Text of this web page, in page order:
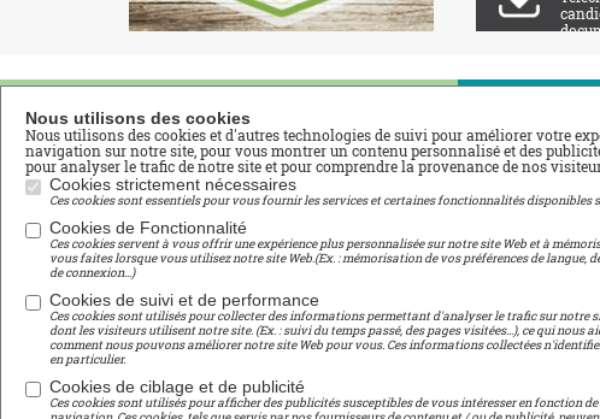
Nos Filières
Aménagements Paysagers
Fleuriste
Commerce Vente
Productions Horticoles
Environnement
Collège
Digit@l Roville
Accueil
Adhérer à
Vidéos
Espace de
Toutes
Mentions
Plan du
Nous utilisons des cookies
Nous utilisons des cookies et d'autres technologies de suivi pour améliorer votre
navigation sur notre site, pour vous montrer un contenu personnalisé et des
pour analyser le trafic de notre site et pour comprendre la provenance de nos
Cookies strictement nécessaires
Ces cookies sont essentiels pour vous fournir les services et certaines fonctionnalités disponibles
Cookies de Fonctionnalité
Ces cookies servent à vous offrir une expérience plus personnalisée sur notre site Web et à
vous faites lorsque vous utilisez notre site Web.(Ex. : mémorisation de vos préférences de langue,
de connexion...)
Cookies de suivi et de performance
Ces cookies sont utilisés pour collecter des informations permettant d'analyser le trafic sur notre
dont les visiteurs utilisent notre site. (Ex. : suivi du temps passé, des pages visitées...), ce qui nous
comment nous pouvons améliorer notre site Web pour vous. Ces informations collectées
en particulier.
Cookies de ciblage et de publicité
Ces cookies sont utilisés pour afficher des publicités susceptibles de vous intéresser en fonction